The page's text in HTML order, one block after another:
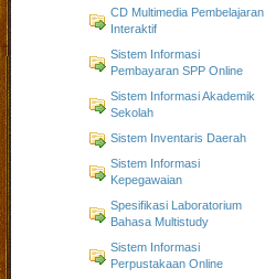
CD Multimedia Pembelajaran
Interaktif
Sistem Informasi
Pembayaran SPP Online
Sistem Informasi Akademik
Sekolah
Sistem Inventaris Daerah
Sistem Informasi
Kepegawaian
Spesifikasi Laboratorium
Bahasa Multistudy
Sistem Informasi
Perpustakaan Online